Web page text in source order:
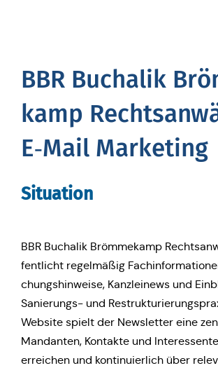
BBR Buch­a­lik
kamp
E‑Mail Marketing
Situa­ti­on
BBR Buch­a­lik Bröm­me­kamp
fent­licht regel­mä­ßig
chungs­hin­wei­se, Kanz­lei­news und
Sanie­rungs- und
Website spielt der News­let­ter eine
Man­dan­ten, Kon­tak­te und
errei­chen und kon­ti­nu­ier­lich über